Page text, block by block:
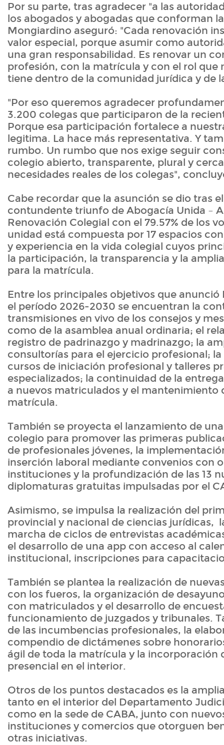
Por su parte, tras agradecer "a las
los abogados y abogadas que conforman
Mongiardino aseguró: "Cada renovación
valor especial, porque asumir como
una gran responsabilidad. Es renovar un
profesión, con la matrícula y con el rol que
tiene dentro de la comunidad jurídica y de
"Por eso queremos agradecer
3.200 colegas que participaron de la
Porque esa participación fortalece a
legitima. La hace más representativa. Y
rumbo. Un rumbo que nos exige seguir
colegio abierto, transparente, plural y
necesidades reales de los colegas",
Cabe recordar que la asunción se dio tras
contundente triunfo de Abogacía Unida –
Renovación Colegial con el 79.57% de los
unidad está compuesta por 17 espacios
y experiencia en la vida colegial cuyos
la participación, la transparencia y la
para la matrícula.
Entre los principales objetivos que
el período 2026-2030 se encuentran la
transmisiones en vivo de los consejos y
como de la asamblea anual ordinaria; el
registro de padrinazgo y madrinazgo; la
consultorías para el ejercicio profesional;
cursos de iniciación profesional y talleres
especializados; la continuidad de la
a nuevos matriculados y el mantenimiento
matrícula.
También se proyecta el lanzamiento de
colegio para promover las primeras
de profesionales jóvenes, la
inserción laboral mediante convenios con
instituciones y la profundización de las 13
diplomaturas gratuitas impulsadas por el
Asimismo, se impulsa la realización del
provincial y nacional de ciencias jurídicas,
marcha de ciclos de entrevistas
el desarrollo de una app con acceso al
institucional, inscripciones para
También se plantea la realización de
con los fueros, la organización de
con matriculados y el desarrollo de
funcionamiento de juzgados y tribunales.
de las incumbencias profesionales, la
compendio de dictámenes sobre
ágil de toda la matrícula y la incorporación
presencial en el interior.
Otros de los puntos destacados es la
tanto en el interior del Departamento
como en la sede de CABA, junto con
instituciones y comercios que otorguen
otras iniciativas.